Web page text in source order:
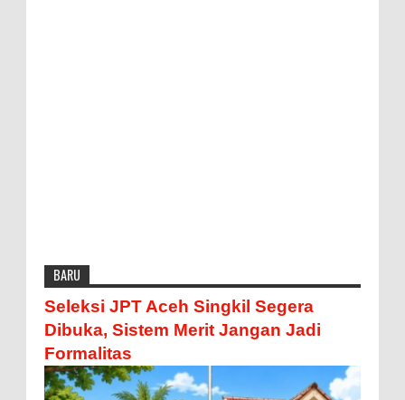
BARU
Seleksi JPT Aceh Singkil Segera
Dibuka, Sistem Merit Jangan Jadi
Formalitas